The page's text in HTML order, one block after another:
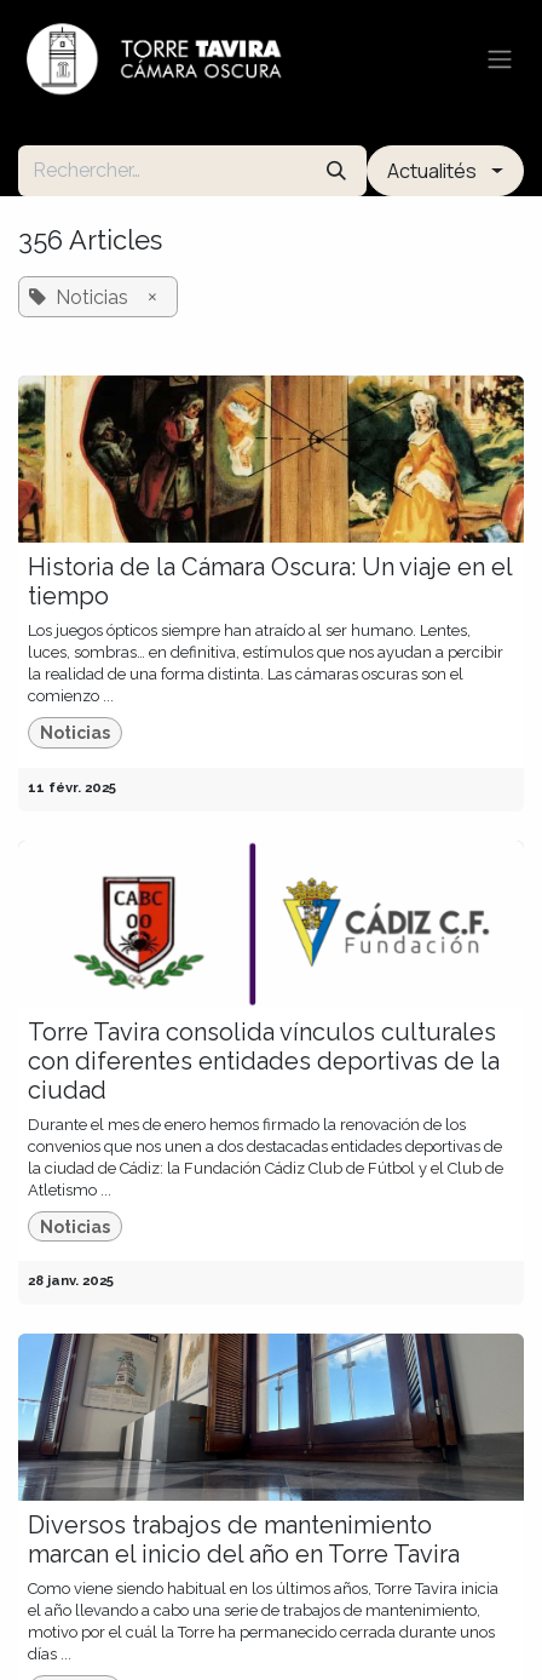
Actualités
356 Articles
Noticias ×
Historia de la Cámara Oscura: Un viaje en el
tiempo
Los juegos ópticos siempre han atraído al ser humano. Lentes,
luces, sombras… en definitiva, estímulos que nos ayudan a percibir
la realidad de una forma distinta. Las cámaras oscuras son el
comienzo ...
Noticias
11 févr. 2025
Torre Tavira consolida vínculos culturales
con diferentes entidades deportivas de la
ciudad
Durante el mes de enero hemos firmado la renovación de los
convenios que nos unen a dos destacadas entidades deportivas de
la ciudad de Cádiz: la Fundación Cádiz Club de Fútbol y el Club de
Atletismo ...
Noticias
28 janv. 2025
Diversos trabajos de mantenimiento
marcan el inicio del año en Torre Tavira
Como viene siendo habitual en los últimos años, Torre Tavira inicia
el año llevando a cabo una serie de trabajos de mantenimiento,
motivo por el cuál la Torre ha permanecido cerrada durante unos
días ...